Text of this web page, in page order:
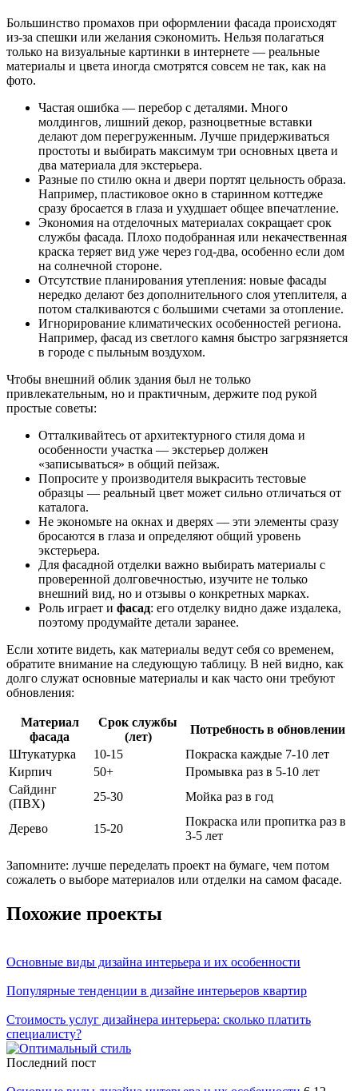
Большинство промахов при оформлении фасада происходят
из-за спешки или желания сэкономить. Нельзя полагаться
только на визуальные картинки в интернете — реальные
материалы и цвета иногда смотрятся совсем не так, как на
фото.
Частая ошибка — перебор с деталями. Много
молдингов, лишний декор, разноцветные вставки
делают дом перегруженным. Лучше придерживаться
простоты и выбирать максимум три основных цвета и
два материала для экстерьера.
Разные по стилю окна и двери портят цельность образа.
Например, пластиковое окно в старинном коттедже
сразу бросается в глаза и ухудшает общее впечатление.
Экономия на отделочных материалах сокращает срок
службы фасада. Плохо подобранная или некачественная
краска теряет вид уже через год-два, особенно если дом
на солнечной стороне.
Отсутствие планирования утепления: новые фасады
нередко делают без дополнительного слоя утеплителя, а
потом сталкиваются с большими счетами за отопление.
Игнорирование климатических особенностей региона.
Например, фасад из светлого камня быстро загрязняется
в городе с пыльным воздухом.
Чтобы внешний облик здания был не только
привлекательным, но и практичным, держите под рукой
простые советы:
Отталкивайтесь от архитектурного стиля дома и
особенности участка — экстерьер должен
«записываться» в общий пейзаж.
Попросите у производителя выкрасить тестовые
образцы — реальный цвет может сильно отличаться от
каталога.
Не экономьте на окнах и дверях — эти элементы сразу
бросаются в глаза и определяют общий уровень
экстерьера.
Для фасадной отделки важно выбирать материалы с
проверенной долговечностью, изучите не только
внешний вид, но и отзывы о конкретных марках.
Роль играет и фасад: его отделку видно даже издалека,
поэтому продумайте детали заранее.
Если хотите видеть, как материалы ведут себя со временем,
обратите внимание на следующую таблицу. В ней видно, как
долго служат основные материалы и как часто они требуют
обновления:
Материал
фасада
Срок службы
(лет)
Потребность в обновлении
Штукатурка
10-15
Покраска каждые 7-10 лет
Кирпич
50+
Промывка раз в 5-10 лет
Сайдинг
(ПВХ)
25-30 Мойка раз в год
Дерево 15-20
Покраска или пропитка раз в
3-5 лет
Запомните: лучше переделать проект на бумаге, чем потом
сожалеть о выборе материалов или отделки на самом фасаде.
Похожие проекты
Основные виды дизайна интерьера и их особенности
Популярные тенденции в дизайне интерьеров квартир
Стоимость услуг дизайнера интерьера: сколько платить
специалисту?
Последний пост